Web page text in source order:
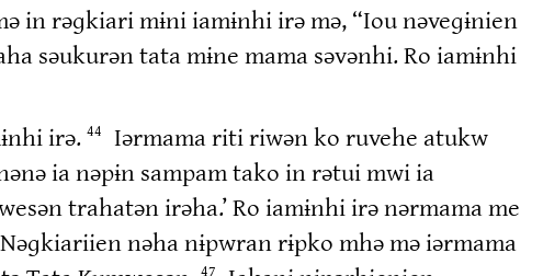
in rəɡkiari mɨni iamɨnhi irə mə, “Iou nəveɡɨnien
səukurən tata mɨne mama səvənhi. Ro iamɨnhi
irə. 44
Iərmama riti riwən ko ruvehe atukw
ia nəpɨn sampam tako in rətui mwi ia
trahatən irəha.’ Ro iamɨnhi irə nərmama me
Nəɡkiariien nəha nɨpwran rɨpko mhə mə iərmama
47